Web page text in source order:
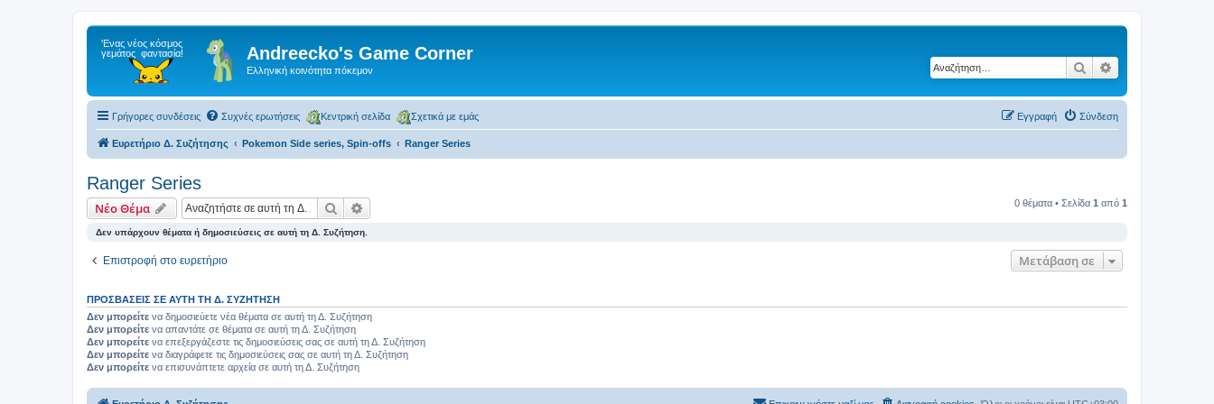
Andreecko's Game Corner
Ελληνική κοινότητα πόκεμον Αναζήτηση
Γρήγορες συνδέσεις Συχνές ερωτήσεις Κεντρική σελίδα Σχετικά με εμάς Σύνδεση
Εγγραφή
Ευρετήριο Δ. Συζήτησης Pokemon Side series, Spin-offs Ranger Series
Ranger Series
Νέο Θέμα Αναζήτηση 0 θέματα • Σελίδα 1 από 1
Δεν υπάρχουν θέματα ή δημοσιεύσεις σε αυτή τη Δ. Συζήτηση.
Επιστροφή στο ευρετήριο Μετάβαση σε
ΠΡΟΣΒΆΣΕΙΣ ΣΕ ΑΥΤΉ ΤΗ Δ. ΣΥΖΉΤΗΣΗ
Δεν μπορείτε να δημοσιεύετε νέα θέματα σε αυτή τη Δ. Συζήτηση
Δεν μπορείτε να απαντάτε σε θέματα σε αυτή τη Δ. Συζήτηση
Δεν μπορείτε να επεξεργάζεστε τις δημοσιεύσεις σας σε αυτή τη Δ. Συζήτηση
Δεν μπορείτε να διαγράφετε τις δημοσιεύσεις σας σε αυτή τη Δ. Συζήτηση
Δεν μπορείτε να επισυνάπτετε αρχεία σε αυτή τη Δ. Συζήτηση